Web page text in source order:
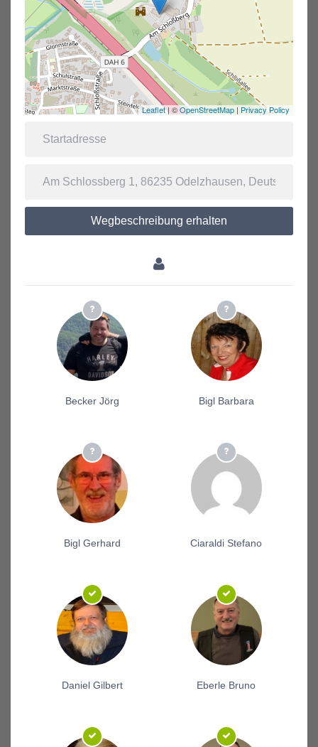
Leaflet| ©OpenStreetMap | Privacy Policy
Wegbeschreibung erhalten
Becker Jörg Bigl Barbara
Bigl Gerhard Ciaraldi Stefano
Daniel Gilbert Eberle Bruno